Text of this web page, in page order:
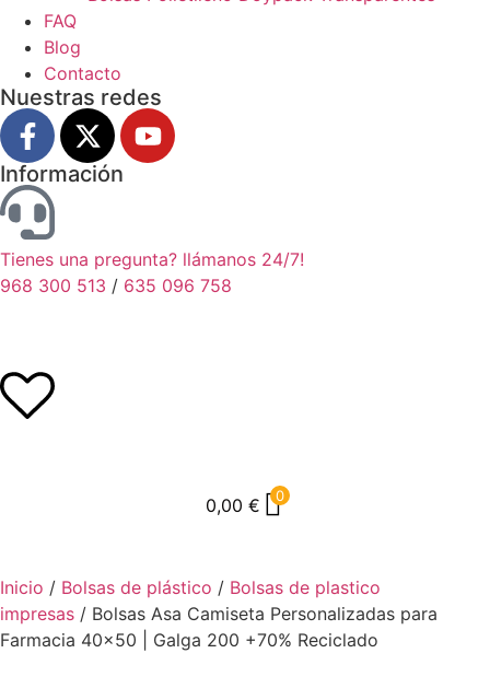
FAQ
Blog
Contacto
Nuestras redes
Información
Tienes una pregunta? llámanos 24/7!
968 300 513 / 635 096 758
0,00 € 0
Inicio / Bolsas de plástico / Bolsas de plastico
impresas / Bolsas Asa Camiseta Personalizadas para
Farmacia 40×50 | Galga 200 +70% Reciclado